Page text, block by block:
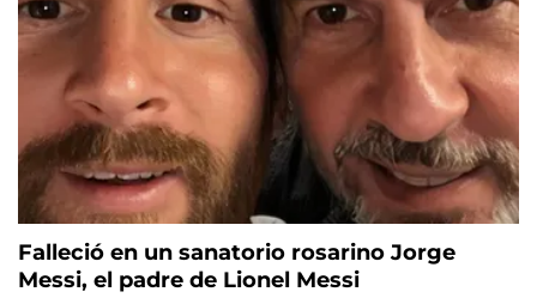
Falleció en un sanatorio rosarino Jorge
Messi, el padre de Lionel Messi